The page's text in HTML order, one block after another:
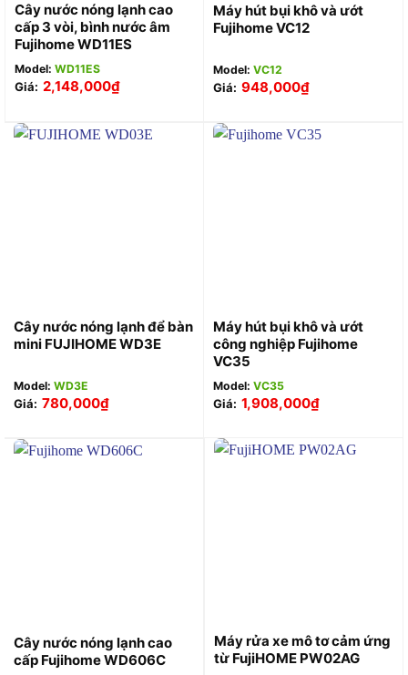
Cây nước nóng lạnh cao
cấp 3 vòi, bình nước âm
Fujihome WD11ES
Model: WD11ES
Giá: 2,148,000₫
Máy hút bụi khô và ướt
Fujihome VC12
Model: VC12
Giá: 948,000₫
Cây nước nóng lạnh để bàn
mini FUJIHOME WD3E
Model: WD3E
Giá: 780,000₫
Máy hút bụi khô và ướt
công nghiệp Fujihome
VC35
Model: VC35
Giá: 1,908,000₫
Cây nước nóng lạnh cao
cấp Fujihome WD606C
Máy rửa xe mô tơ cảm ứng
từ FujiHOME PW02AG